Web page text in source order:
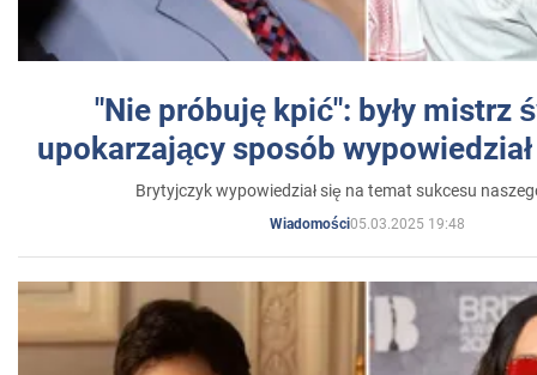
"Nie próbuję kpić": były mistrz
upokarzający sposób
Brytyjczyk wypowiedział się na temat sukcesu
Wiadomości05.03.2025 19:48